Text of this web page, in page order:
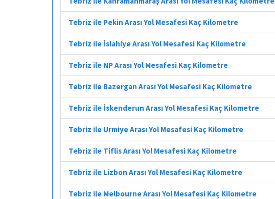
Tebriz ile Pekin Arası Yol Mesafesi Kaç Kilometre
Tebriz ile İslahiye Arası Yol Mesafesi Kaç Kilometre
Tebriz ile NP Arası Yol Mesafesi Kaç Kilometre
Tebriz ile Bazergan Arası Yol Mesafesi Kaç Kilometre
Tebriz ile İskenderun Arası Yol Mesafesi Kaç Kilometre
Tebriz ile Urmiye Arası Yol Mesafesi Kaç Kilometre
Tebriz ile Tiflis Arası Yol Mesafesi Kaç Kilometre
Tebriz ile Lizbon Arası Yol Mesafesi Kaç Kilometre
Tebriz ile Melbourne Arası Yol Mesafesi Kaç Kilometre